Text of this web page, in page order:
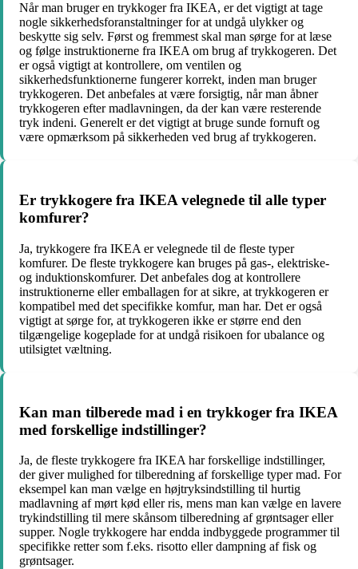
Når man bruger en trykkoger fra IKEA, er det vigtigt at tage
nogle sikkerhedsforanstaltninger for at undgå ulykker og
beskytte sig selv. Først og fremmest skal man sørge for at læse
og følge instruktionerne fra IKEA om brug af trykkogeren. Det
er også vigtigt at kontrollere, om ventilen og
sikkerhedsfunktionerne fungerer korrekt, inden man bruger
trykkogeren. Det anbefales at være forsigtig, når man åbner
trykkogeren efter madlavningen, da der kan være resterende
tryk indeni. Generelt er det vigtigt at bruge sunde fornuft og
være opmærksom på sikkerheden ved brug af trykkogeren.
Er trykkogere fra IKEA velegnede til alle typer
komfurer?
Ja, trykkogere fra IKEA er velegnede til de fleste typer
komfurer. De fleste trykkogere kan bruges på gas-, elektriske-
og induktionskomfurer. Det anbefales dog at kontrollere
instruktionerne eller emballagen for at sikre, at trykkogeren er
kompatibel med det specifikke komfur, man har. Det er også
vigtigt at sørge for, at trykkogeren ikke er større end den
tilgængelige kogeplade for at undgå risikoen for ubalance og
utilsigtet væltning.
Kan man tilberede mad i en trykkoger fra IKEA
med forskellige indstillinger?
Ja, de fleste trykkogere fra IKEA har forskellige indstillinger,
der giver mulighed for tilberedning af forskellige typer mad. For
eksempel kan man vælge en højtryksindstilling til hurtig
madlavning af mørt kød eller ris, mens man kan vælge en lavere
trykindstilling til mere skånsom tilberedning af grøntsager eller
supper. Nogle trykkogere har endda indbyggede programmer til
specifikke retter som f.eks. risotto eller dampning af fisk og
grøntsager.